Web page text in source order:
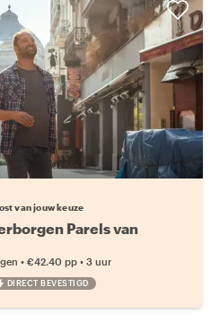
local
van jouw keuze
Parels van
• €42.40 pp • 3 uur
DIRECT BEVESTIGD